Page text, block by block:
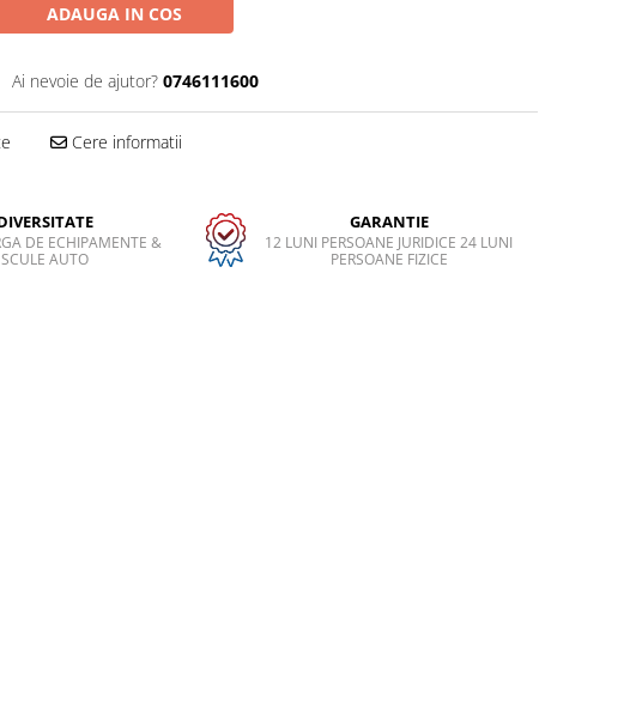
ADAUGA IN COS
Ai nevoie de ajutor? 0746111600
Cere informatii
DE ECHIPAMENTE &
SCULE AUTO
GARANTIE
12 LUNI PERSOANE JURIDICE 24 LUNI
PERSOANE FIZICE